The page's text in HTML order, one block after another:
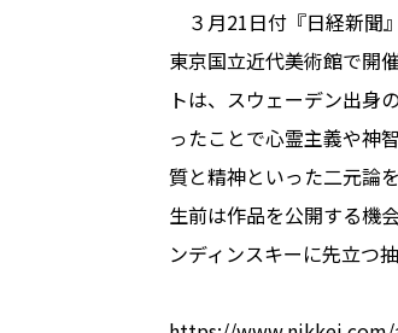
３月21日付『日経新聞
東京国立近代美術館で開
トは、スウェーデン出身
ったことで心霊主義や神
質と精神といった二元論
生前は作品を公開する機
ンディンスキーに先立つ